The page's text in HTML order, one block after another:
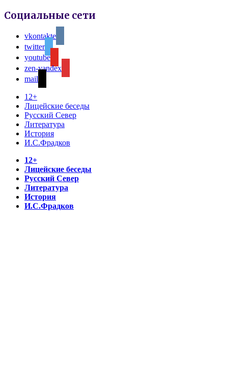
Социальные сети
vkontakte
twitter
youtube
zen-yandex
mail
12+
Лицейские беседы
Русский Север
Литература
История
И.С.Фрадков
12+
Лицейские беседы
Русский Север
Литература
История
И.С.Фрадков